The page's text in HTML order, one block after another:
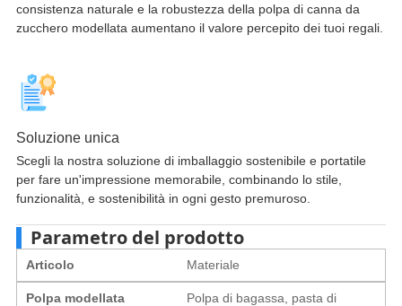
consistenza naturale e la robustezza della polpa di canna da
zucchero modellata aumentano il valore percepito dei tuoi regali.
Soluzione unica
Scegli la nostra soluzione di imballaggio sostenibile e portatile
per fare un'impressione memorabile, combinando lo stile,
funzionalità, e sostenibilità in ogni gesto premuroso.
Parametro del prodotto
Articolo Materiale
Polpa modellata
Polpa di bagassa, pasta di